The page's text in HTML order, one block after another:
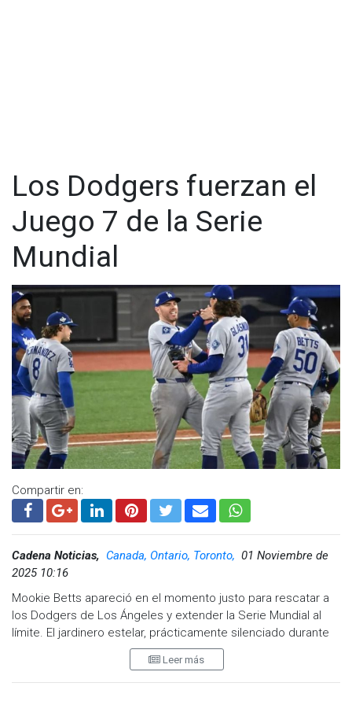
Los Dodgers fuerzan el
Juego 7 de la Serie
Mundial
Compartir en:
Cadena Noticias, Canada, Ontario, Toronto, 01 Noviembre de
2025 10:16
Mookie Betts apareció en el momento justo para rescatar a
los Dodgers de Los Ángeles y extender la Serie Mundial al
límite. El jardinero estelar, prácticamente silenciado durante
toda la serie, conectó un batazo clave de dos carreras que
guió a su equipo a una victoria de 3-1 sobre los Azulejos de
Toronto, forzando así el séptimo y definitivo encuentro.
Leer más